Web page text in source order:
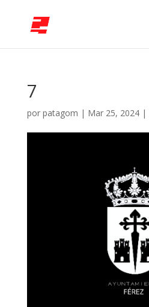
7
por patagom | Mar 25, 2024|